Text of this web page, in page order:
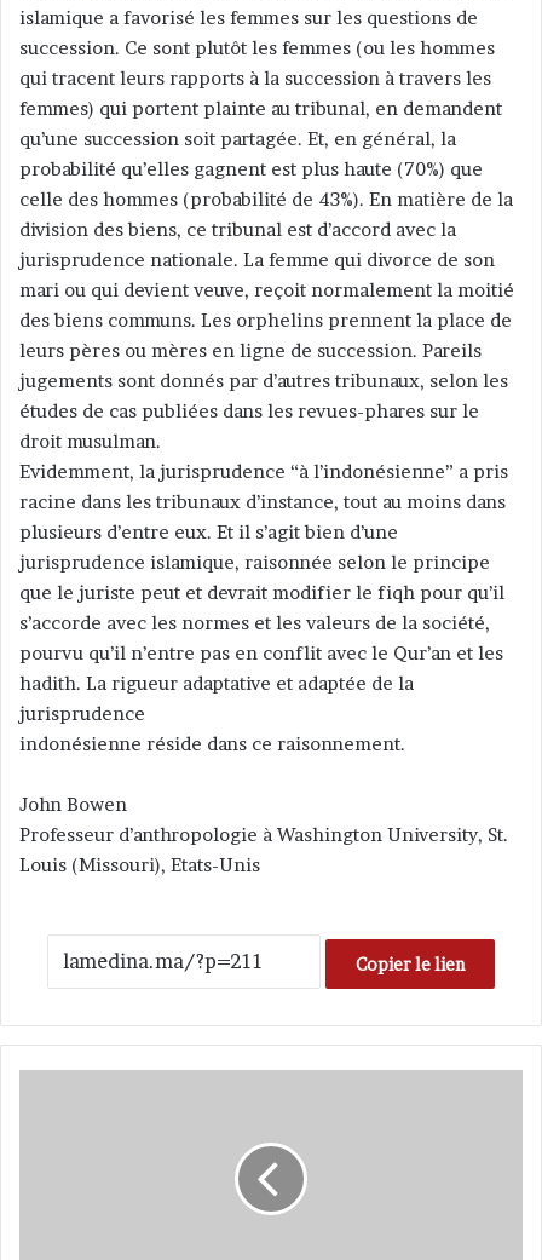
islamique a favorisé les femmes sur les questions de
succession. Ce sont plutôt les femmes (ou les hommes
qui tracent leurs rapports à la succession à travers les
femmes) qui portent plainte au tribunal, en demandent
qu’une succession soit partagée. Et, en général, la
probabilité qu’elles gagnent est plus haute (70%) que
celle des hommes (probabilité de 43%). En matière de la
division des biens, ce tribunal est d’accord avec la
jurisprudence nationale. La femme qui divorce de son
mari ou qui devient veuve, reçoit normalement la moitié
des biens communs. Les orphelins prennent la place de
leurs pères ou mères en ligne de succession. Pareils
jugements sont donnés par d’autres tribunaux, selon les
études de cas publiées dans les revues-phares sur le
droit musulman.
Evidemment, la jurisprudence “à l’indonésienne” a pris
racine dans les tribunaux d’instance, tout au moins dans
plusieurs d’entre eux. Et il s’agit bien d’une
jurisprudence islamique, raisonnée selon le principe
que le juriste peut et devrait modifier le fiqh pour qu’il
s’accorde avec les normes et les valeurs de la société,
pourvu qu’il n’entre pas en conflit avec le Qur’an et les
hadith. La rigueur adaptative et adaptée de la
jurisprudence
indonésienne réside dans ce raisonnement.
John Bowen
Professeur d’anthropologie à Washington University, St.
Louis (Missouri), Etats-Unis
Copier le lien